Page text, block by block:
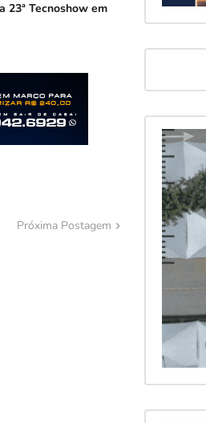
23ª Tecnoshow em
Próxima Postagem